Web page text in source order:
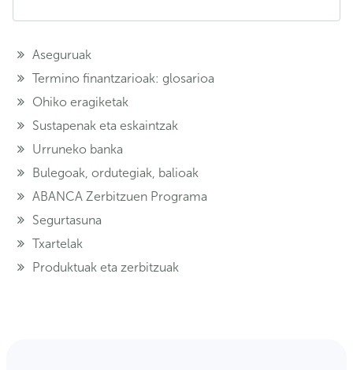
Aseguruak
Termino finantzarioak: glosarioa
Ohiko eragiketak
Sustapenak eta eskaintzak
Urruneko banka
Bulegoak, ordutegiak, balioak
ABANCA Zerbitzuen Programa
Segurtasuna
Txartelak
Produktuak eta zerbitzuak